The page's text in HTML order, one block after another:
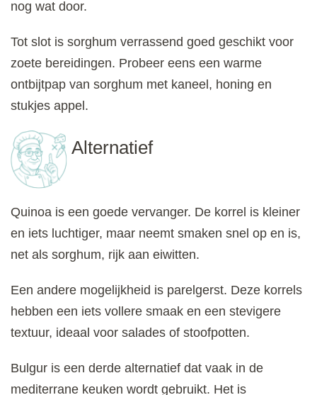
nog wat door.
Tot slot is sorghum verrassend goed geschikt voor
zoete bereidingen. Probeer eens een warme
ontbijtpap van sorghum met kaneel, honing en
stukjes appel.
Alternatief
Quinoa is een goede vervanger. De korrel is kleiner
en iets luchtiger, maar neemt smaken snel op en is,
net als sorghum, rijk aan eiwitten.
Een andere mogelijkheid is parelgerst. Deze korrels
hebben een iets vollere smaak en een stevigere
textuur, ideaal voor salades of stoofpotten.
Bulgur is een derde alternatief dat vaak in de
mediterrane keuken wordt gebruikt. Het is